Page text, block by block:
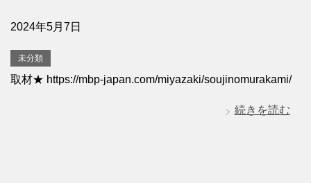
2024年5月7日
未分類
取材★ https://mbp-japan.com/miyazaki/soujinomurakami/
続きを読む